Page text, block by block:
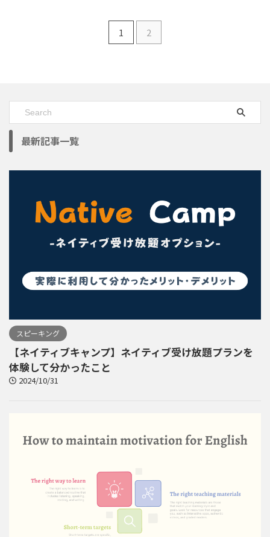
1 2
最新記事一覧
スピーキング
【ネイティブキャンプ】ネイティブ受け放題プランを
体験して分かったこと
2024/10/31